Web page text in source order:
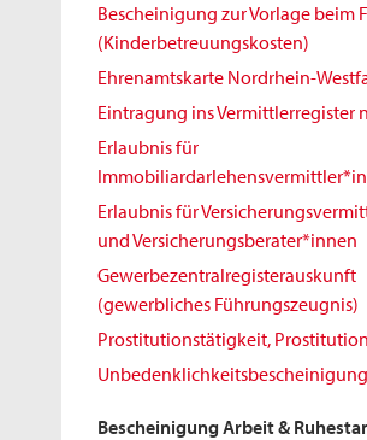
Bescheinigung zur Vorlage beim
(Kinderbetreuungskosten)
Ehrenamtskarte Nordrhein-
Eintragung ins Vermittlerregister
Erlaubnis für
Erlaubnis für
und Versicherungsberater*innen
Gewerbezentralregisterauskunft
(gewerbliches Führungszeugnis)
Prostitutionstätigkeit,
Unbedenklichkeitsbescheinigung
Bescheinigung Arbeit &